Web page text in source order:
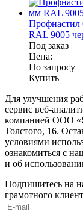
Профнастил
RAL 9005
Под заказ
Цена:
По запросу
Купить
Для улучшения
сервис веб-
компанией ООО
Толстого, 16.
условиями
ознакомиться с
и об
Подпишитесь на
грамотного